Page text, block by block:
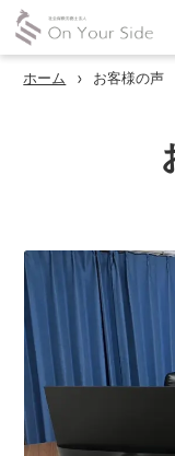
ホーム お客様の声